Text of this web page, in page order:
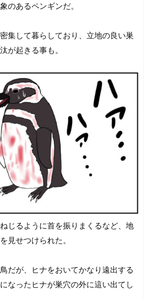
のあるペンギンだ。
集して暮らしており、立地の良い巣
が起きる事も。
じるように首を振りまくるなど、地
見せつけられた。
だが、ヒナをおいてかなり遠出する
なったヒナが巣穴の外に這い出てし